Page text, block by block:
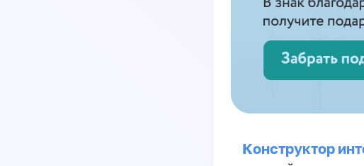
Конструктор